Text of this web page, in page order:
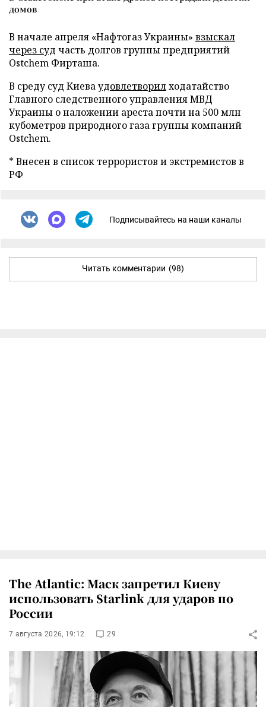
домов
В начале апреля «Нафтогаз Украины» взыскал
через суд часть долгов группы предприятий
Ostchem Фирташа.
В среду суд Киеваудовлетворилходатайство
Главного следственного управления МВД
Украины о наложении ареста почти на 500 млн
кубометров природного газа группы компаний
Ostchem.
* Внесен в список террористов и экстремистов в
РФ
Подписывайтесь на наши каналы
Читать комментарии (98)
The Atlantic: Маск запретил Киеву
использовать Starlink для ударов по
России
7 августа 2026, 19:12 29